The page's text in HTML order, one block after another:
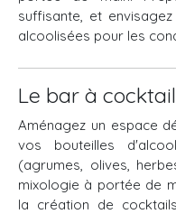
suffisante, et
alcoolisées pour les
Le bar à
Aménagez un espace
vos bouteilles
(agrumes, olives,
mixologie à portée de
la création de